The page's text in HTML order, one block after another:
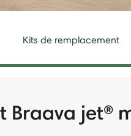
Kits de remplacement
Braava jet®